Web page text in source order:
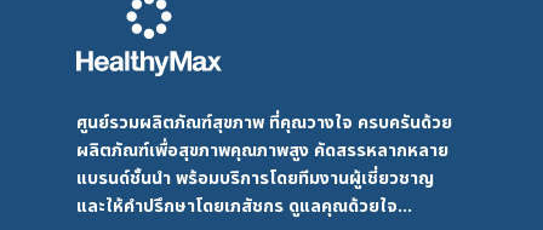
ศูนย์รวมผลิตภัณฑ์สุขภาพ ที่คุณวางใจ ครบครันด้วย
ผลิตภัณฑ์เพื่อสุขภาพคุณภาพสูง คัดสรรหลากหลาย
แบรนด์ชั้นนำ พร้อมบริการโดยทีมงานผู้เชี่ยวชาญ
และให้คำปรึกษาโดยเภสัชกร ดูแลคุณด้วยใจ...